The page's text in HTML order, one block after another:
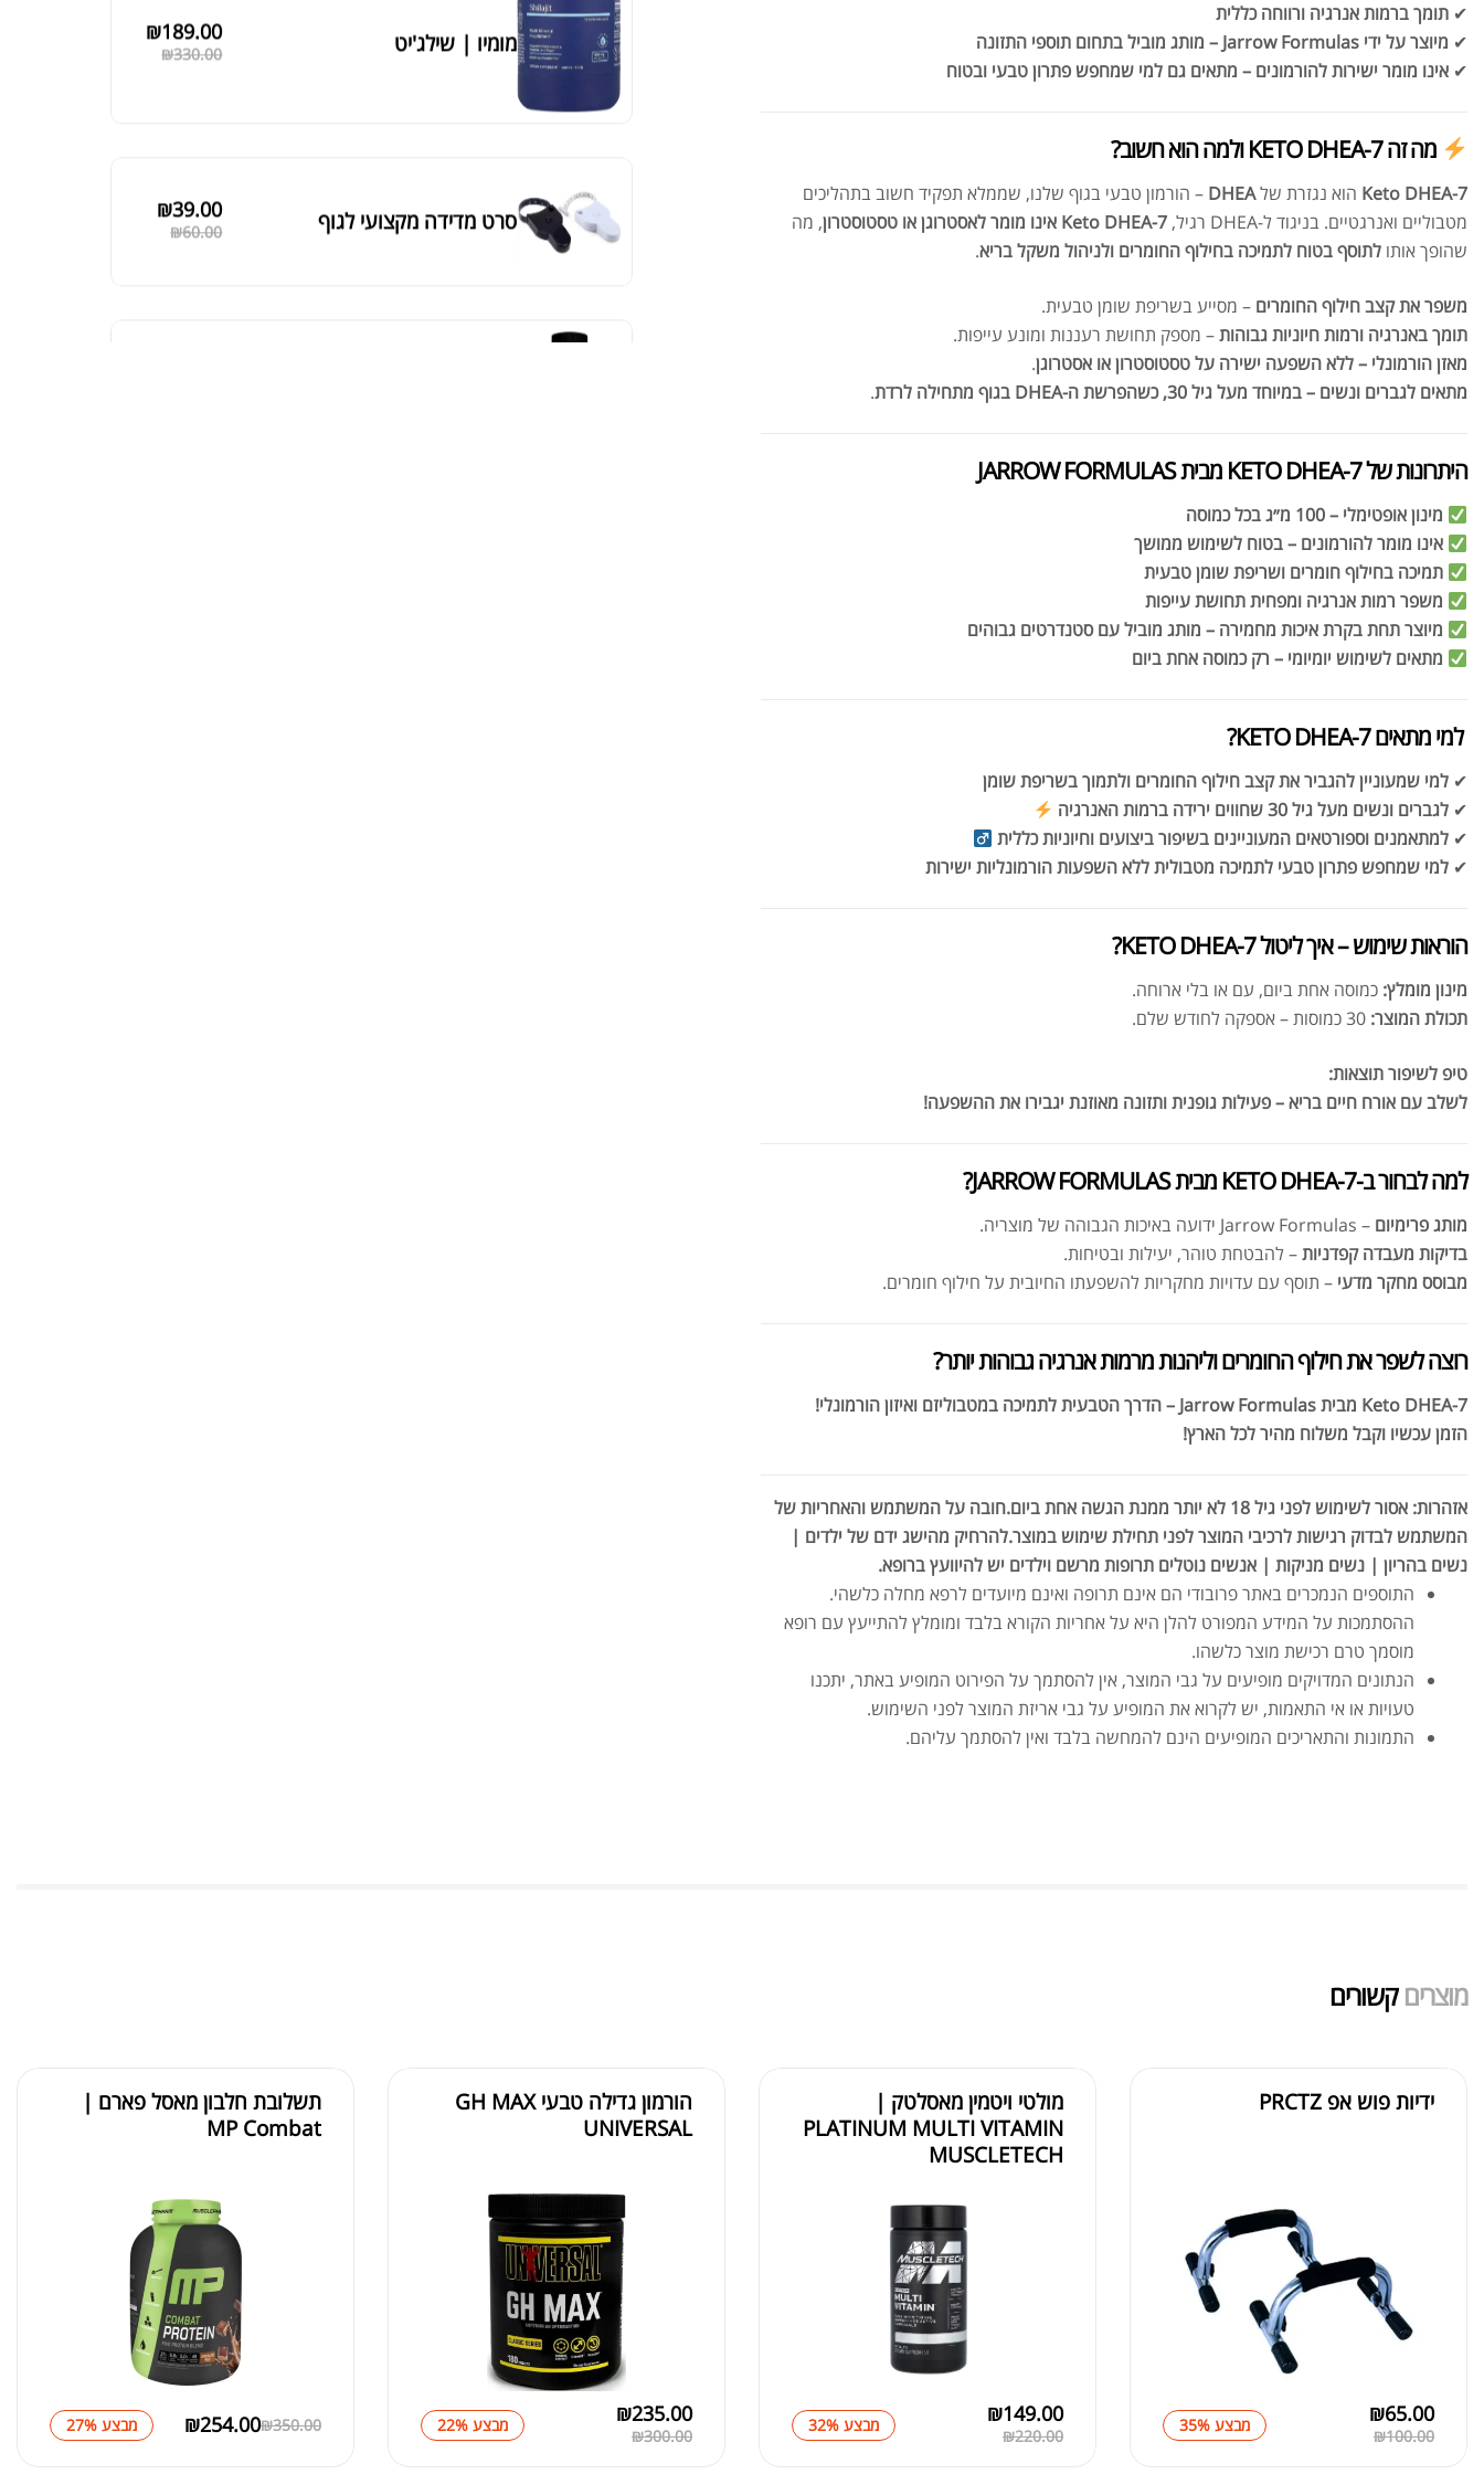
✔ תומך ברמות אנרגיה ורווחה כללית
✔ מיוצר על ידי Jarrow Formulas – מותג מוביל בתחום תוספי התזונה
✔ אינו מומר ישירות להורמונים – מתאים גם למי שמחפש פתרון טבעי ובטוח
מה זה 7-KETO DHEA ולמה הוא חשוב?
7-Keto DHEA הוא נגזרת שלDHEA – הורמון טבעי בגוף שלנו, שממלא תפקיד חשוב בתהליכים
מטבוליים ואנרגטיים. בניגוד ל-DHEA רגיל,
7-Keto DHEA אינו מומר לאסטרוגן או טסטוסטרון
, מה
שהופך אותו לתוסף בטוח לתמיכה בחילוף החומרים ולניהול משקל בריא.
משפר את קצב חילוף החומרים – מסייע בשריפת שומן טבעית.
תומך באנרגיה ורמות חיוניות גבוהות– מספק תחושת רעננות ומונע עייפות.
מאזן הורמונלי – ללא השפעה ישירה על טסטוסטרון או אסטרוגן.
מתאים לגברים ונשים – במיוחד מעל גיל 30, כשהפרשת ה-DHEA בגוף מתחילה לרדת
.
היתרונות של 7-KETO DHEA מבית JARROW FORMULAS
מינון אופטימלי – 100 מ״ג בכל כמוסה
אינו מומר להורמונים – בטוח לשימוש ממושך
תמיכה בחילוף חומרים ושריפת שומן טבעית
משפר רמות אנרגיה ומפחית תחושת עייפות
מיוצר תחת בקרת איכות מחמירה – מותג מוביל עם סטנדרטים גבוהים
מתאים לשימוש יומיומי – רק כמוסה אחת ביום
‍ למי מתאים 7-KETO DHEA?
✔ למי שמעוניין להגביר את קצב חילוף החומרים ולתמוך בשריפת שומן
✔ לגברים ונשים מעל גיל 30 שחווים ירידה ברמות האנרגיה
✔ למתאמנים וספורטאים המעוניינים בשיפור ביצועים וחיוניות כללית
✔ למי שמחפש פתרון טבעי לתמיכה מטבולית ללא השפעות הורמונליות ישירות
הוראות שימוש – איך ליטול 7-KETO DHEA?
מינון מומלץ: כמוסה אחת ביום, עם או בלי ארוחה.
תכולת המוצר:
טיפ לשיפור תוצאות:
לשלב עם אורח חיים בריא – פעילות גופנית ותזונה מאוזנת יגבירו את ההשפעה!
למה לבחור ב-7-KETO DHEA מבית JARROW FORMULAS?
מותג פרימיום – Jarrow Formulas ידועה באיכות הגבוהה של מוצריה.
בדיקות מעבדה קפדניות– להבטחת טוהר, יעילות ובטיחות.
מבוסס מחקר מדעי – תוסף עם עדויות מחקריות להשפעתו החיובית על חילוף חומרים.
רוצה לשפר את חילוף החומרים וליהנות מרמות אנרגיה גבוהות יותר?
7-Keto DHEA מבית Jarrow Formulas – הדרך הטבעית לתמיכה במטבוליזם ואיזון הורמונלי!
הזמן עכשיו וקבל משלוח מהיר לכל הארץ!
אזהרות: אסור לשימוש לפני גיל 18 לא יותר ממנת הגשה אחת ביום.חובה על המשתמש והאחריות של
המשתמש לבדוק רגישות לרכיבי המוצר לפני תחילת שימוש במוצר.להרחיק מהישג ידם של ילדים |
נשים בהריון | נשים מניקות | אנשים נוטלים תרופות מרשם וילדים יש להיוועץ ברופא.
התוספים הנמכרים באתר פרובודי הם אינם תרופה ואינם מיועדים לרפא מחלה כלשהי.
ההסתמכות על המידע המפורט להלן היא על אחריות הקורא בלבד ומומלץ להתייעץ עם רופא
מוסמך טרם רכישת מוצר כלשהו.
הנתונים המדויקים מופיעים על גבי המוצר, אין להסתמך על הפירוט המופיע באתר, יתכנו
טעויות או אי התאמות, יש לקרוא את המופיע על גבי אריזת המוצר לפני השימוש.
התמונות והתאריכים המופיעים הינם להמחשה בלבד ואין להסתמך עליהם.
מומיו | שילג'יט ₪330.00
₪189.00
סרט מדידה מקצועי לגוף ₪60.00
₪39.00
מוצרים קשורים
ידיות פוש אפ PRCTZ
₪100.00
₪65.00 מבצע 35%
מולטי ויטמין מאסלטק |
PLATINUM MULTI VITAMIN
MUSCLETECH
₪220.00
₪149.00 מבצע 32%
הורמון גדילה טבעי GH MAX
UNIVERSAL
₪300.00
₪235.00 מבצע 22%
תשלובת חלבון מאסל פארם |
MP Combat
₪350.00
₪254.00 מבצע 27%